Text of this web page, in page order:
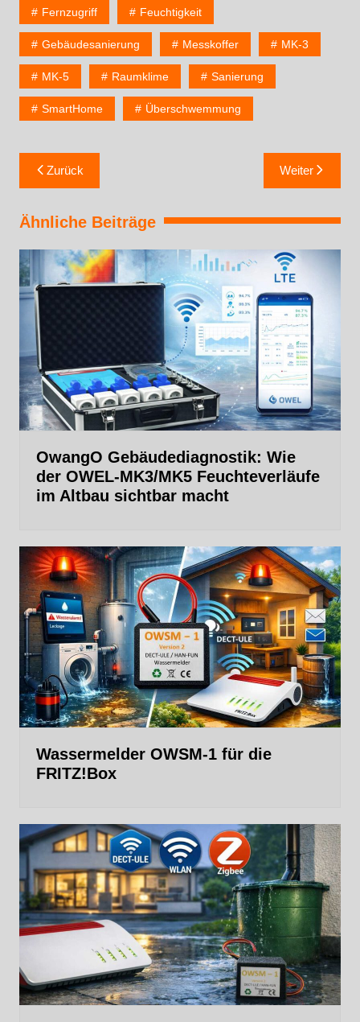
Fernzugriff Feuchtigkeit
Gebäudesanierung Messkoffer MK-3
MK-5 Raumklime Sanierung
SmartHome Überschwemmung
Zurück Weiter
Ähnliche Beiträge
OwangO Gebäudediagnostik: Wie
der OWEL‑MK3/MK5 Feuchteverläufe
im Altbau sichtbar macht
Wassermelder OWSM‑1 für die
FRITZ!Box